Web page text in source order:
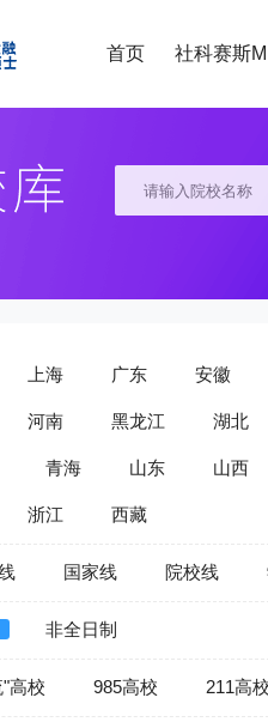
首页 社科赛斯
上海 广东 安徽
河南 黑龙江 湖北
青海 山东 山西
浙江 西藏
国家线 院校线
非全日制
高校 985高校 211高